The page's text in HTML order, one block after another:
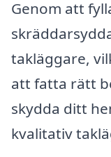
Genom att
takläggare,
att fatta rätt
skydda ditt
kvalitativ